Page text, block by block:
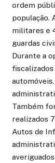
ordem
população.
militares e
guardas
Durante a
Também
realizados
Autos de